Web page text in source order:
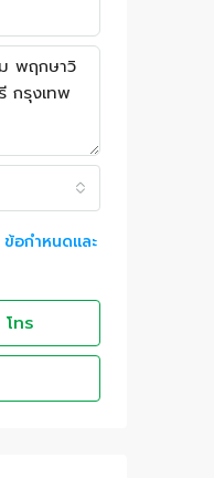
ข้อกำหนดและ
โทร